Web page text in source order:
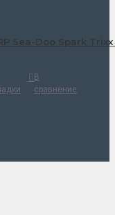
Sea-Doo Spark
В
сравнение